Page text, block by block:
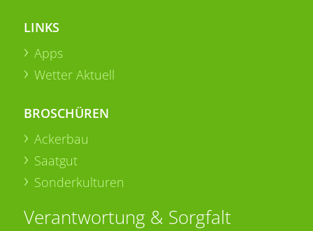
LINKS
Apps
Wetter Aktuell
BROSCHÜREN
Ackerbau
Saatgut
Sonderkulturen
Verantwortung & Sorgfalt